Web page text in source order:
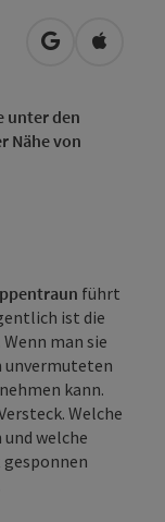
in Google
in
unter den
Nähe von
führt
ist die
man sie
kann.
Welche
welche